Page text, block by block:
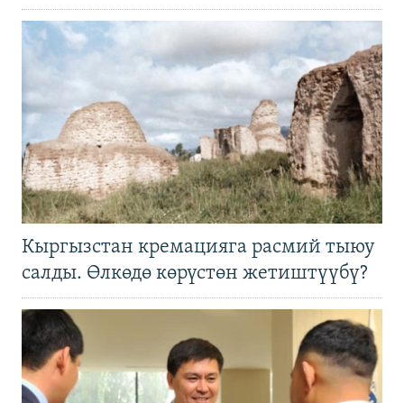
Кыргызстан кремацияга расмий тыюу
салды. Өлкөдө көрүстөн жетиштүүбү?